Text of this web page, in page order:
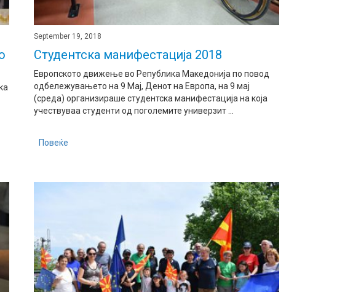
September 19, 2018
Студентска манифестација 2018
Европското движење во Република Македонија по повод
одбележувањето на 9 Мај, Денот на Европа, на 9 мај
(среда) организираше студентска манифестација на која
учествуваа студенти од поголемите универзит ...
Повеќе